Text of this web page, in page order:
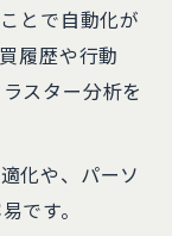
とで自動化が
履歴や行動
スター分析を
化や、パーソ
です。